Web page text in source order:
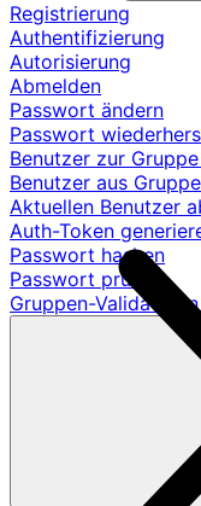
Registrierung
Authentifizierung
Autorisierung
Abmelden
Passwort ändern
Passwort
Benutzer zur
Benutzer aus
Aktuellen Benutzer
Auth-Token
Passwort hashen
Passwort prüfen
Gruppen-Validatoren